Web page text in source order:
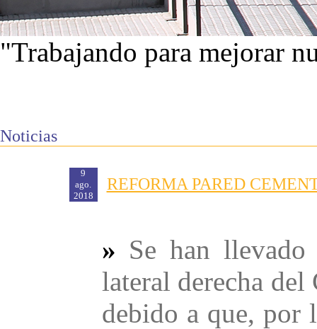
"Trabajando para mejorar
Noticias
9
ago.
2018
REFORMA PARED
» Se han
lateral derecha del
debido a que, por